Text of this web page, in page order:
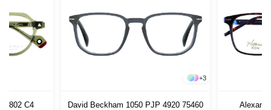
C4
+3
David Beckham 1050 PJP 4920 75460